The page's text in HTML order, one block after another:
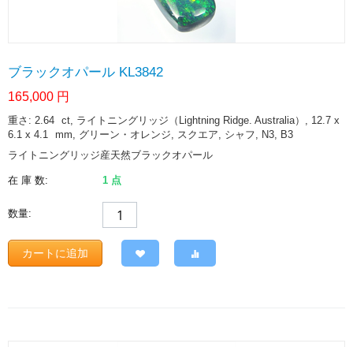
ブラックオパール KL3842
165,000 円
重さ: 2.64 ct, ライトニングリッジ（Lightning Ridge. Australia）, 12.7 x
6.1 x 4.1 mm, グリーン・オレンジ, スクエア, シャフ, N3, B3
ライトニングリッジ産天然ブラックオパール
在 庫 数: 1 点
数量:
カートに追加